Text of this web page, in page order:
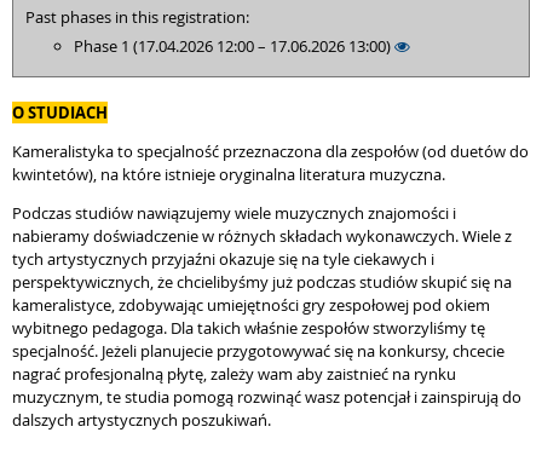
Past phases in this registration:
Phase 1 (17.04.2026 12:00 – 17.06.2026 13:00)
O STUDIACH
Kameralistyka to specjalność przeznaczona dla zespołów (od duetów do
kwintetów), na które istnieje oryginalna literatura muzyczna.
Podczas studiów nawiązujemy wiele muzycznych znajomości i
nabieramy doświadczenie w różnych składach wykonawczych. Wiele z
tych artystycznych przyjaźni okazuje się na tyle ciekawych i
perspektywicznych, że chcielibyśmy już podczas studiów skupić się na
kameralistyce, zdobywając umiejętności gry zespołowej pod okiem
wybitnego pedagoga. Dla takich właśnie zespołów stworzyliśmy tę
specjalność. Jeżeli planujecie przygotowywać się na konkursy, chcecie
nagrać profesjonalną płytę, zależy wam aby zaistnieć na rynku
muzycznym, te studia pomogą rozwinąć wasz potencjał i zainspirują do
dalszych artystycznych poszukiwań.